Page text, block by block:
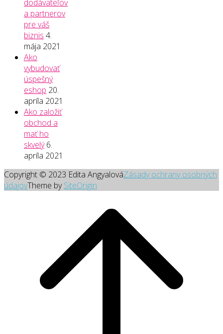
dodávateľov
a partnerov
pre váš
biznis 4.
mája 2021
Ako
vybudovať
úspešný
eshop 20.
apríla 2021
Ako založiť
obchod a
mať ho
skvelý 6.
apríla 2021
Copyright © 2023 Edita AngyalováZásady ochrany osobných
údajovTheme bySiteOrigin